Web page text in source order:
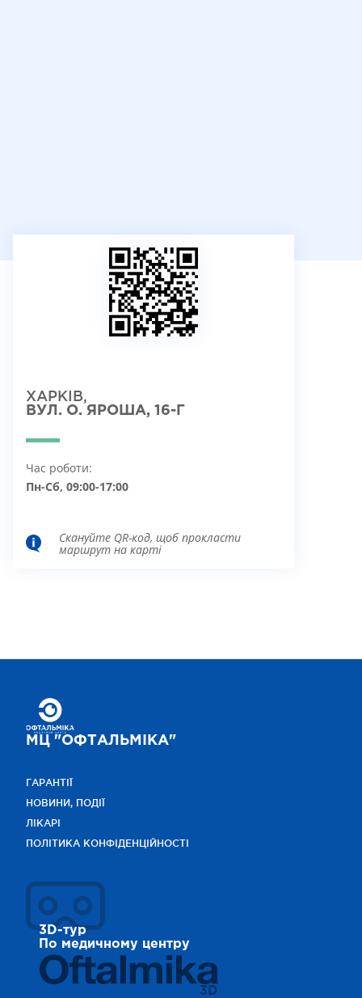
ХАРКІВ,
ВУЛ. О. ЯРОША, 16-Г
Час роботи:
Пн-Сб, 09:00-17:00
Скануйте QR-код, щоб прокласти
маршрут на карті
МЦ "ОФТАЛЬМІКА"
ГАРАНТІЇ
НОВИНИ, ПОДІЇ
ЛІКАРІ
ПОЛІТИКА КОНФІДЕНЦІЙНОСТІ
3D-тур
По медичному центру
3D